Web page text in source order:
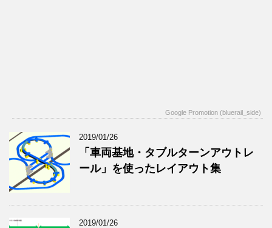
Google Promotion (bluerail_side)
2019/01/26
「車両基地・タブルターンアウトレ
ール」を使ったレイアウト集
2019/01/26